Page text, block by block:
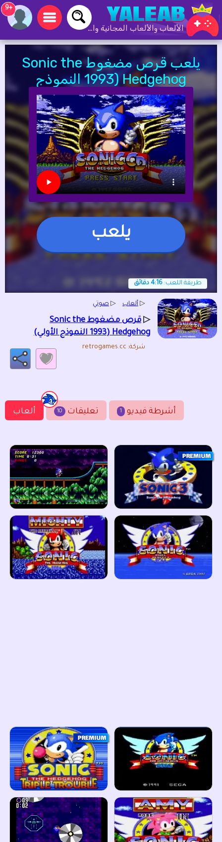
الألعاب والألعاب المجانية والألعاب عبر الإنترنت
+9
يلعب قرص مضغوط Sonic the
Hedgehog (1993 النموذج
الأولي)
يلعب
طريقة اللعب: 4:16 دقائق
▷ ألعاب ▷ صوتي
▷
قرص مضغوط Sonic the
Hedgehog (1993 النموذج الأولي)
شركة: retrogames.cc
ألعاب 10 تعليقات 1 أشرطة فيديو